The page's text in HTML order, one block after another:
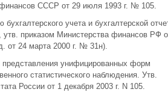
СССР от 29 июля 1993 г. № 105.
учета и бухгалтерской
утв. приказом Министерства финансов РФ
от 24 марта 2000 г. № 31н).
представления унифицированных форм
статистического наблюдения. Утв.
России от 1 декабря 2003 г. N 105.